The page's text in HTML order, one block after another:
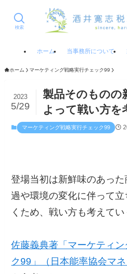
検索
ホーム 当事務所について
ホーム マーケティング戦略実行チェック99
製品そのものの
よって戦い方を
2023
5/29
マーケティング戦略実行チェック99
登場当初は新鮮味のあっ
過や環境の変化に伴って
くため、戦い方も考えてい
佐藤義典著「マーケティ
ク99」（日本能率協会マ